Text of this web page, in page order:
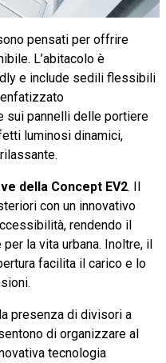
pensati per offrire
L’abitacolo è
e include sedili flessibili
sui pannelli delle portiere
luminosi dinamici,
della Concept EV2. Il
con un innovativo
rendendo il
la vita urbana. Inoltre, il
facilita il carico e lo
presenza di divisori a
di organizzare al
tecnologia